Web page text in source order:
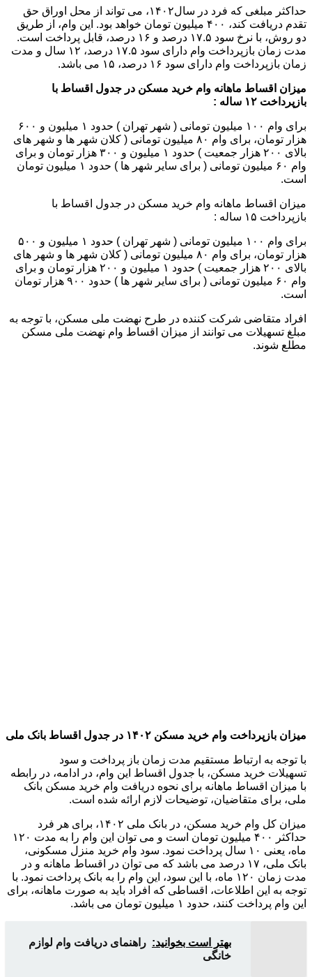
حداکثر مبلغی که فرد در سال۱۴۰۲، می تواند از محل اوراق حق
تقدم دریافت کند، ۴۰۰ میلیون تومان خواهد بود. این وام، از طریق
دو روش، با نرخ سود ۱۷.۵ درصد و ۱۶ درصد، قابل پرداخت است.
مدت زمان بازپرداخت وام دارای سود ۱۷.۵ درصد، ۱۲ سال و مدت
زمان بازپرداخت وام دارای سود ۱۶ درصد، ۱۵ می باشد.
میزان اقساط ماهانه وام خرید مسکن در جدول اقساط با
بازپرداخت ۱۲ ساله :
برای وام ۱۰۰ میلیون تومانی ( شهر تهران ) حدود ۱ میلیون و ۶۰۰
هزار تومان، برای وام ۸۰ میلیون تومانی ( کلان شهر ها و شهر های
بالای ۲۰۰ هزار جمعیت ) حدود ۱ میلیون و ۳۰۰ هزار تومان و برای
وام ۶۰ میلیون تومانی ( برای سایر شهر ها ) حدود ۱ میلیون تومان
است.
میزان اقساط ماهانه وام خرید مسکن در جدول اقساط با
بازپرداخت ۱۵ ساله :
برای وام ۱۰۰ میلیون تومانی ( شهر تهران ) حدود ۱ میلیون و ۵۰۰
هزار تومان، برای وام ۸۰ میلیون تومانی ( کلان شهر ها و شهر های
بالای ۲۰۰ هزار جمعیت ) حدود ۱ میلیون و ۲۰۰ هزار تومان و برای
وام ۶۰ میلیون تومانی ( برای سایر شهر ها ) حدود ۹۰۰ هزار تومان
است.
افراد متقاضی شرکت کننده در طرح نهضت ملی مسکن، با توجه به
مبلغ تسهیلات می توانند از میزان اقساط وام نهضت ملی مسکن
مطلع شوند.
میزان بازپرداخت وام خرید مسکن ۱۴۰۲ در جدول اقساط بانک ملی
با توجه به ارتباط مستقیم مدت زمان باز پرداخت و سود
تسهیلات خرید مسکن، با جدول اقساط این وام، در ادامه، در رابطه
با میزان اقساط ماهانه برای نحوه دریافت وام خرید مسکن بانک
ملی، برای متقاضیان، توضیحات لازم ارائه شده است.
میزان کل وام خرید مسکن، در بانک ملی ۱۴۰۲، برای هر فرد
حداکثر ۴۰۰ میلیون تومان است و می توان این وام را به مدت ۱۲۰
ماه، یعنی ۱۰ سال پرداخت نمود. سود وام خرید منزل مسکونی،
بانک ملی، ۱۷ درصد می باشد که می توان در اقساط ماهانه و در
مدت زمان ۱۲۰ ماه، با این سود، این وام را به بانک پرداخت نمود. با
توجه به این اطلاعات، اقساطی که افراد باید به صورت ماهانه، برای
این وام پرداخت کنند، حدود ۱ میلیون تومان می باشد.
بهتر است بخوانید: راهنمای دریافت وام لوازم
خانگی